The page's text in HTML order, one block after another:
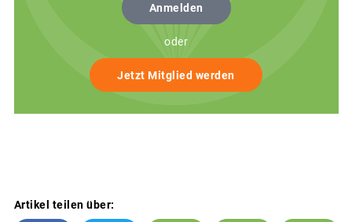
Anmelden
oder
Jetzt Mitglied werden
Artikel teilen über: